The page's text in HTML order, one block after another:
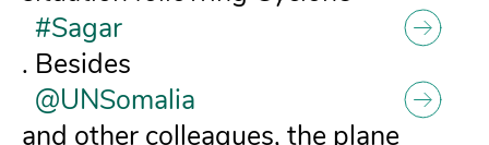
#Sagar
. Besides
@UNSomalia
and other colleagues, the plane